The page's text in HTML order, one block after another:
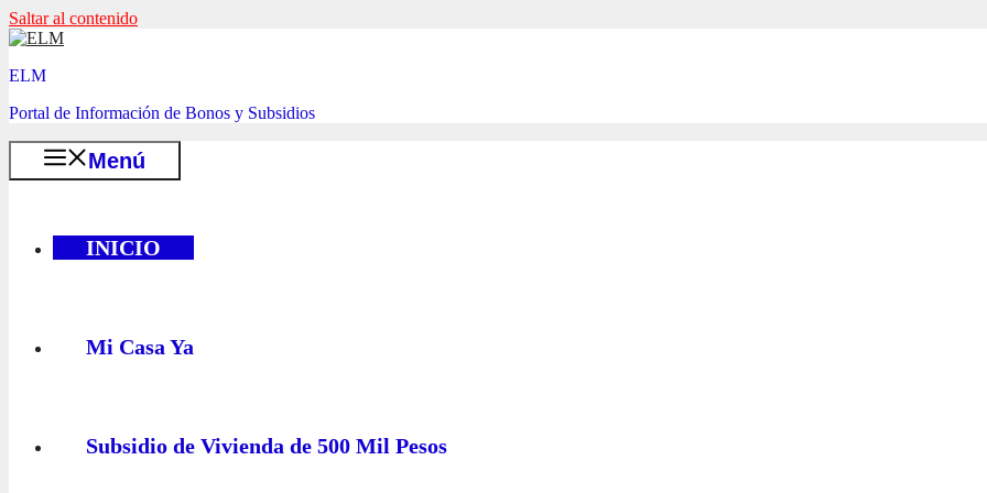
Saltar al contenido
ELM
Portal de Información de Bonos y Subsidios
Menú
INICIO
Mi Casa Ya
Subsidio de Vivienda de 500 Mil Pesos